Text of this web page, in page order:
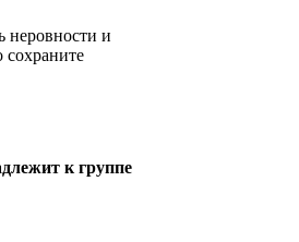
неровности и
к группе